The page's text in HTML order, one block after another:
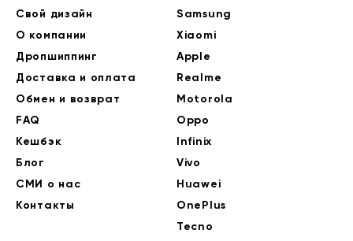
Свой дизайн
О компании
Дропшиппинг
Доставка и оплата
Обмен и возврат
FAQ
Кешбэк
Блог
СМИ о нас
Контакты
Samsung
Xiaomi
Apple
Realme
Motorola
Oppo
Infinix
Vivo
Huawei
OnePlus
Tecno